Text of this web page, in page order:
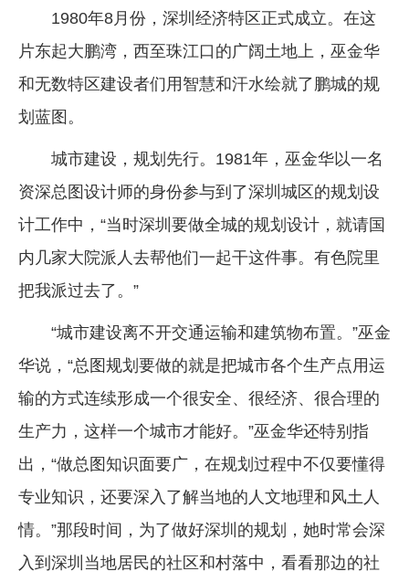
1980年8月份，深圳经济特区正式成立。在这
片东起大鹏湾，西至珠江口的广阔土地上，巫金华
和无数特区建设者们用智慧和汗水绘就了鹏城的规
划蓝图。
城市建设，规划先行。1981年，巫金华以一名
资深总图设计师的身份参与到了深圳城区的规划设
计工作中，“当时深圳要做全城的规划设计，就请国
内几家大院派人去帮他们一起干这件事。有色院里
把我派过去了。”
“城市建设离不开交通运输和建筑物布置。”巫金
华说，“总图规划要做的就是把城市各个生产点用运
输的方式连续形成一个很安全、很经济、很合理的
生产力，这样一个城市才能好。”巫金华还特别指
出，“做总图知识面要广，在规划过程中不仅要懂得
专业知识，还要深入了解当地的人文地理和风土人
情。”那段时间，为了做好深圳的规划，她时常会深
入到深圳当地居民的社区和村落中，看看那边的社